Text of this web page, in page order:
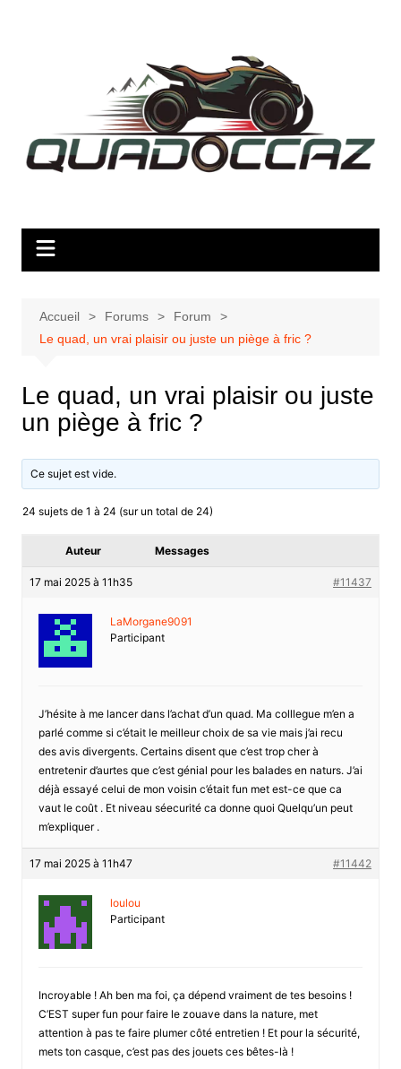
Accueil Forums
Forum
Le quad, un vrai plaisir ou juste un piège à fric ?
Le quad, un vrai plaisir ou juste
un piège à fric ?
Ce sujet est vide.
24 sujets de 1 à 24 (sur un total de 24)
Auteur Messages
17 mai 2025 à 11h35 #11437
LaMorgane9091
Participant
J’hésite à me lancer dans l’achat d’un quad. Ma colllegue m’en a
parlé comme si c’était le meilleur choix de sa vie mais j’ai recu
des avis divergents. Certains disent que c’est trop cher à
entretenir d’aurtes que c’est génial pour les balades en naturs. J’ai
déjà essayé celui de mon voisin c’était fun met est-ce que ca
vaut le coût . Et niveau séecurité ca donne quoi Quelqu’un peut
m’expliquer .
17 mai 2025 à 11h47 #11442
loulou
Participant
Incroyable ! Ah ben ma foi, ça dépend vraiment de tes besoins !
C’EST super fun pour faire le zouave dans la nature, met
attention à pas te faire plumer côté entretien ! Et pour la sécurité,
mets ton casque, c’est pas des jouets ces bêtes-là !